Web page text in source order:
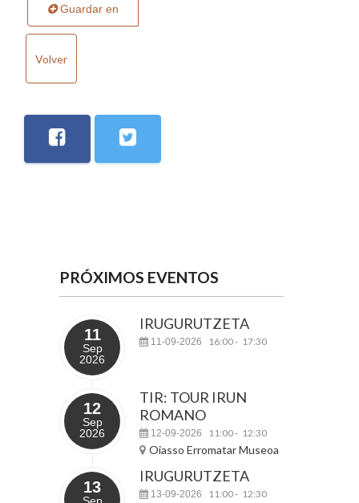
Guardar en
Volver
PRÓXIMOS EVENTOS
11
Sep
2026
IRUGURUTZETA
11-09-2026 16:00- 17:30
12
Sep
2026
TIR: TOUR IRUN
ROMANO
12-09-2026 11:00- 12:30
Oiasso Erromatar Museoa
13
IRUGURUTZETA
13-09-2026 11:00- 12:30